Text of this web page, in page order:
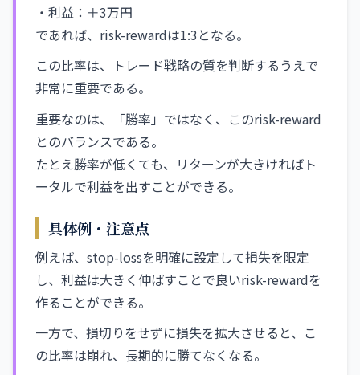
・利益：＋3万円
であれば、risk-rewardは1:3となる。
この比率は、トレード戦略の質を判断するうえで
非常に重要である。
重要なのは、「勝率」ではなく、このrisk-reward
とのバランスである。
たとえ勝率が低くても、リターンが大きければト
ータルで利益を出すことができる。
具体例・注意点
例えば、stop-lossを明確に設定して損失を限定
し、利益は大きく伸ばすことで良いrisk-rewardを
作ることができる。
一方で、損切りをせずに損失を拡大させると、こ
の比率は崩れ、長期的に勝てなくなる。